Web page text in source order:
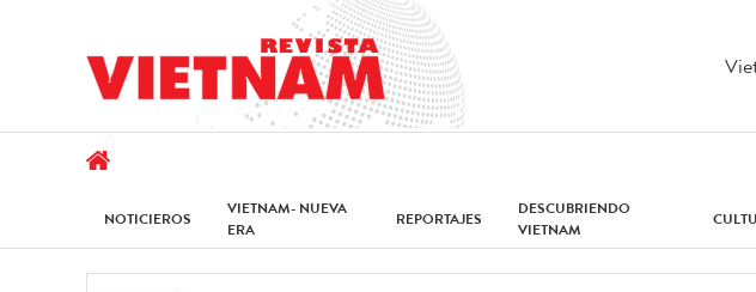
NOTICIEROS
VIETNAM- NUEVA
ERA
REPORTAJES
DESCUBRIENDO
VIETNAM